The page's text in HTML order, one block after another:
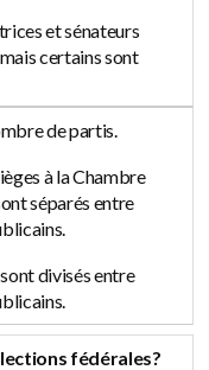
et sénateurs
certains sont
de partis.
à la Chambre
séparés entre
sont divisés entre
fédérales?